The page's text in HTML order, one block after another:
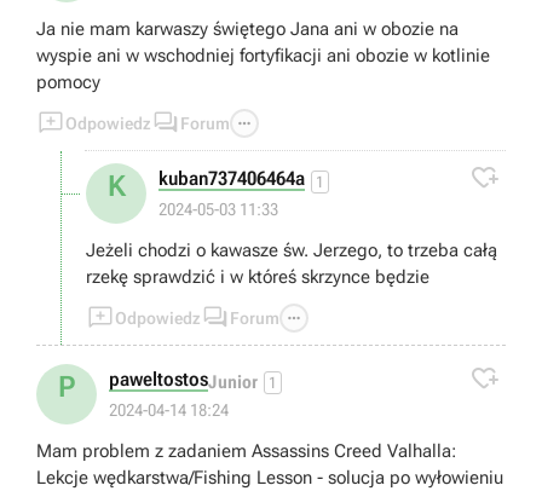
Ja nie mam karwaszy świętego Jana ani w obozie na
wyspie ani w wschodniej fortyfikacji ani obozie w kotlinie
pomocy
Odpowiedz  Forum 
K kuban737406464a 1
2024-05-03 11:33

Jeżeli chodzi o kawasze św. Jerzego, to trzeba całą
rzekę sprawdzić i w któreś skrzynce będzie
Odpowiedz  Forum 
P paweltostosJunior 1
2024-04-14 18:24

Mam problem z zadaniem Assassins Creed Valhalla:
Lekcje wędkarstwa/Fishing Lesson - solucja po wyłowieniu